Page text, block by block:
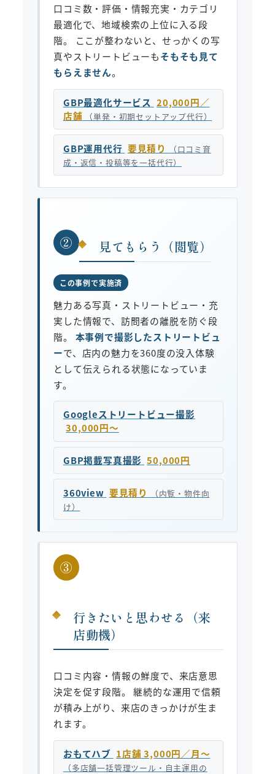
口コミ数・評価・情報充実・カテゴリ
最適化で、地域検索の上位に入る段
階。 ここが整わないと、せっかくの写
真やストリートビューもそもそも見て
もらえません。
GBP最適化サービス 20,000円／
店舗
（単発・初期セットアップ代行）
GBP運用代行 要見積り
（口コミ育
成・返信・投稿等を一括代行）
② 見てもらう（閲覧）
この事例で実施済
魅力ある写真・ストリートビュー・充
実した情報で、訪問者の離脱を防ぐ段
階。 本事例で撮影したストリートビュ
ーで、店内の魅力を360度の没入体験
として伝えられる状態になっていま
す。
Googleストリートビュー撮影
30,000円〜
GBP掲載写真撮影 50,000円
360view 要見積り
（内覧・物件向
け）
③
行きたいと思わせる（来
店動機）
口コミ内容・情報の鮮度で、来店意思
決定を促す段階。 継続的な運用で信頼
が積み上がり、来店のきっかけが生ま
れます。
おもてハブ 1店舗 3,000円／月〜
（多店舗一括管理ツール・自主運用の